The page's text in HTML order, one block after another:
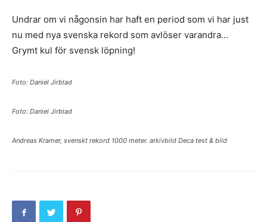
Undrar om vi någonsin har haft en period som vi har just
nu med nya svenska rekord som avlöser varandra…
Grymt kul för svensk löpning!
Foto: Daniel Jirblad
Foto: Daniel Jirblad
Andreas Kramer, svenskt rekord 1000 meter. arkivbild Deca test & bild